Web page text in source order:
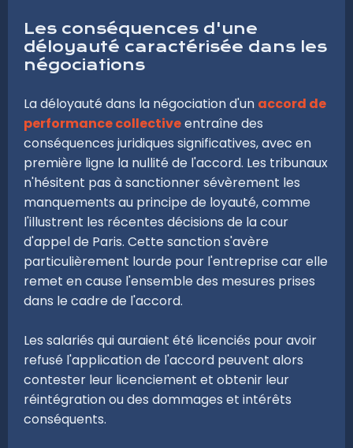
Les conséquences d'une
déloyauté caractérisée dans les
négociations
La déloyauté dans la négociation d'un accord de
performance collectiveentraîne des
conséquences juridiques significatives, avec en
première ligne la nullité de l'accord. Les tribunaux
n'hésitent pas à sanctionner sévèrement les
manquements au principe de loyauté, comme
l'illustrent les récentes décisions de la cour
d'appel de Paris. Cette sanction s'avère
particulièrement lourde pour l'entreprise car elle
remet en cause l'ensemble des mesures prises
dans le cadre de l'accord.
Les salariés qui auraient été licenciés pour avoir
refusé l'application de l'accord peuvent alors
contester leur licenciement et obtenir leur
réintégration ou des dommages et intérêts
conséquents.